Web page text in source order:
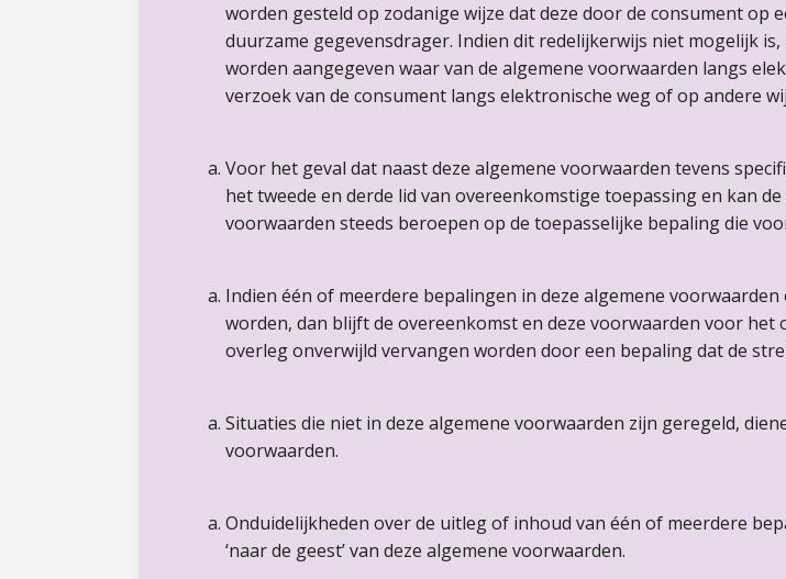
worden gesteld op zodanige wijze dat deze door de consument op
duurzame gegevensdrager. Indien dit redelijkerwijs niet mogelijk
worden aangegeven waar van de algemene voorwaarden langs
verzoek van de consument langs elektronische weg of op andere
Voor het geval dat naast deze algemene voorwaarden tevens
het tweede en derde lid van overeenkomstige toepassing en kan
voorwaarden steeds beroepen op de toepasselijke bepaling die
Indien één of meerdere bepalingen in deze algemene
worden, dan blijft de overeenkomst en deze voorwaarden voor
overleg onverwijld vervangen worden door een bepaling dat de
Situaties die niet in deze algemene voorwaarden zijn geregeld,
voorwaarden.
Onduidelijkheden over de uitleg of inhoud van één of meerdere
‘naar de geest’ van deze algemene voorwaarden.